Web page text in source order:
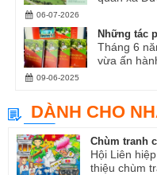
06-07-2026
Những tác
Tháng 6
vừa ấn
09-06-2025
DÀNH CHO
Chùm tranh
Hội Liên
thiệu chùm